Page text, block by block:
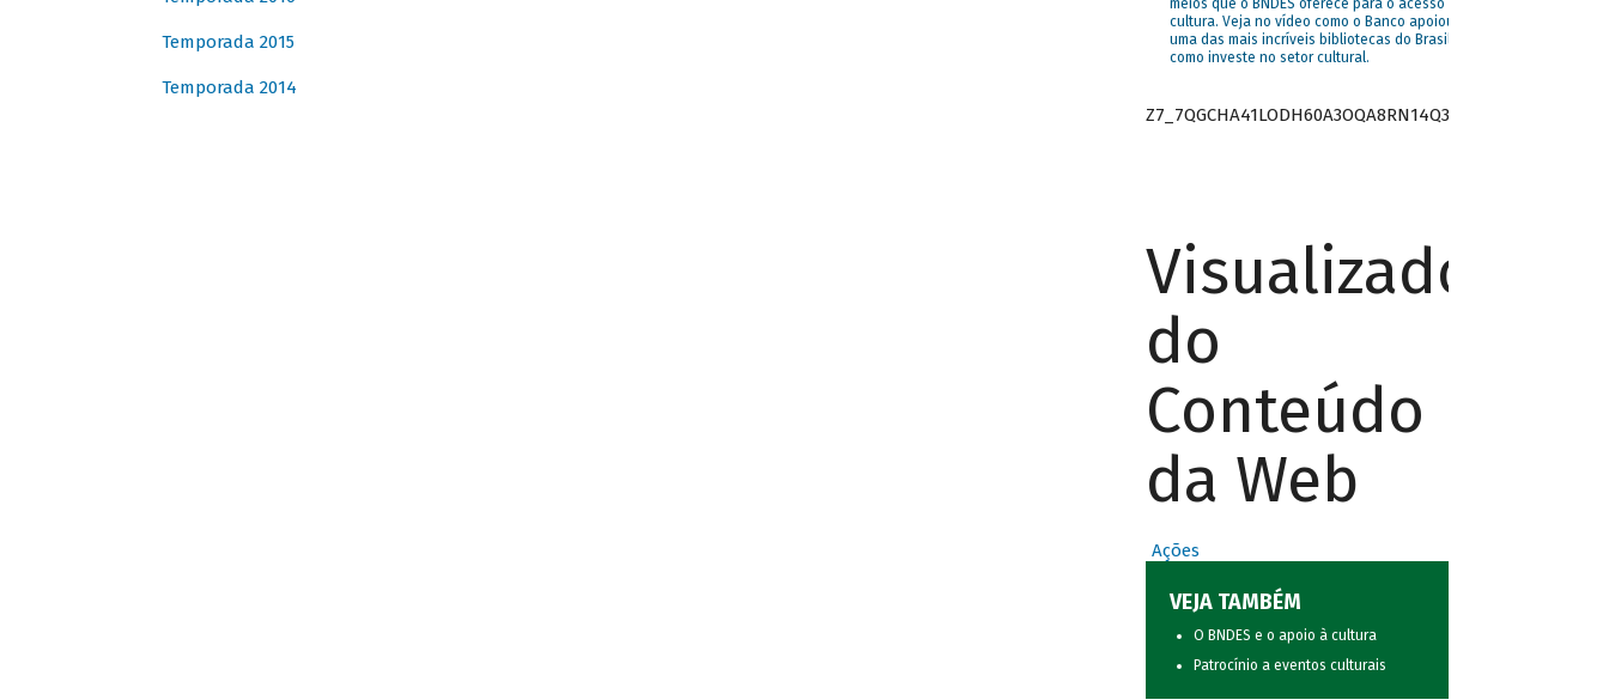
Temporada 2015
Temporada 2014
meios que o BNDES oferece para o acesso à
cultura. Veja no vídeo como o Banco apoiou
uma das mais incríveis bibliotecas do Brasil e
como investe no setor cultural.
Z7_7QGCHA41LODH60A3OQA8RN14Q3
Visualizador
do
Conteúdo
da Web
Ações
VEJA TAMBÉM
O BNDES e o apoio à cultura
Patrocínio a eventos culturais